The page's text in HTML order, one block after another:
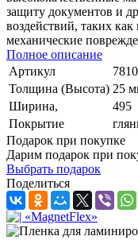
защиту документов и
воздействий, таких
механические
Полное описание
Артикул
Толщина (Высота) 25
Ширина,
495
Покрытие
Подарок при покупке
Дарим подарок при
Выбрать подарок
Поделиться